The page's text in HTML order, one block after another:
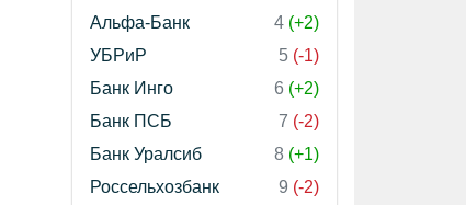
Альфа-Банк
4 (+2)
УБРиР
5 (-1)
Банк Инго
6 (+2)
Банк ПСБ
7 (-2)
Банк Уралсиб
8 (+1)
Россельхозбанк
9 (-2)